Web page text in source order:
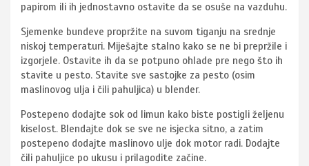
papirom ili ih jednostavno ostavite da se osuše na vazduhu.
Sjemenke bundeve propržite na suvom tiganju na srednje
niskoj temperaturi. Miješajte stalno kako se ne bi prepržile i
izgorjele. Ostavite ih da se potpuno ohlade pre nego što ih
stavite u pesto. Stavite sve sastojke za pesto (osim
maslinovog ulja i čili pahuljica) u blender.
Postepeno dodajte sok od limun kako biste postigli željenu
kiselost. Blendajte dok se sve ne isjecka sitno, a zatim
postepeno dodajte maslinovo ulje dok motor radi. Dodajte
čili pahuljice po ukusu i prilagodite začine.